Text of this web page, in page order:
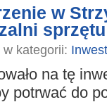
w
kategorii:
na tę
potrwać do